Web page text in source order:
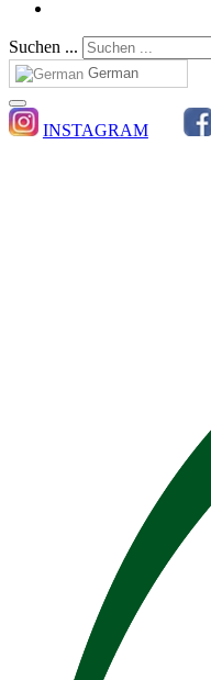
Suchen ...
German
INSTAGRAM